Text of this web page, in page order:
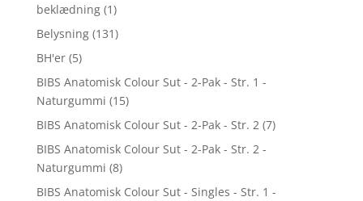
beklædning (1)
Belysning (131)
BH'er (5)
BIBS Anatomisk Colour Sut - 2-Pak - Str. 1 -
Naturgummi (15)
BIBS Anatomisk Colour Sut - 2-Pak - Str. 2 (7)
BIBS Anatomisk Colour Sut - 2-Pak - Str. 2 -
Naturgummi (8)
BIBS Anatomisk Colour Sut - Singles - Str. 1 -